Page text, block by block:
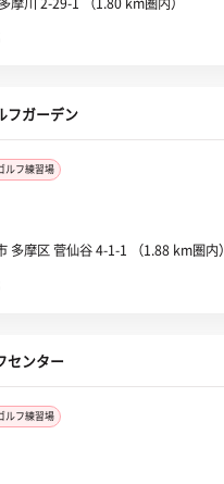
フガーデン
ルフ練習場
多摩区 菅仙谷 4-1-1 （1.88 km圏内）
センター
ルフ練習場